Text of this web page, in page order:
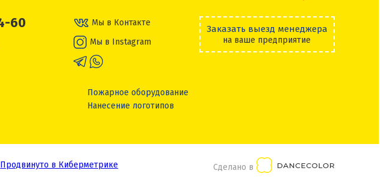
60
Мы в Контакте
Мы в Instagram
Заказать выезд менеджера
на ваше предприятие
Пожарное оборудование
Нанесение логотипов
Продвинуто в Киберметрике Сделано в